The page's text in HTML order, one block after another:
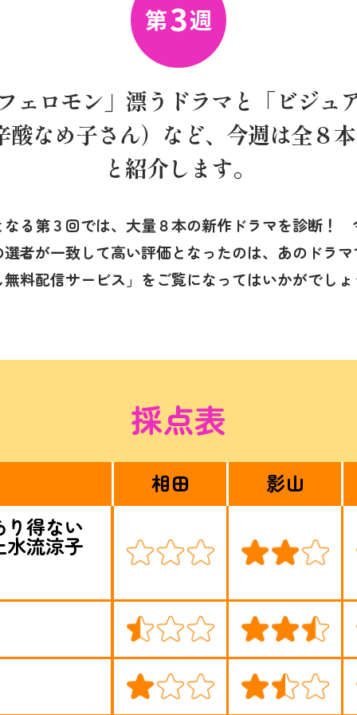
第3週
ェロモン」漂うドラマと「ビジュ
酸なめ子さん）など、今週は全８
と紹介します。
なる第３回では、大量８本の新作ドラマを診断！
者が一致して高い評価となったのは、あのドラ
料配信サービス」をご覧になってはいかがでし
採点表
相田
影山
得ない
水流涼子